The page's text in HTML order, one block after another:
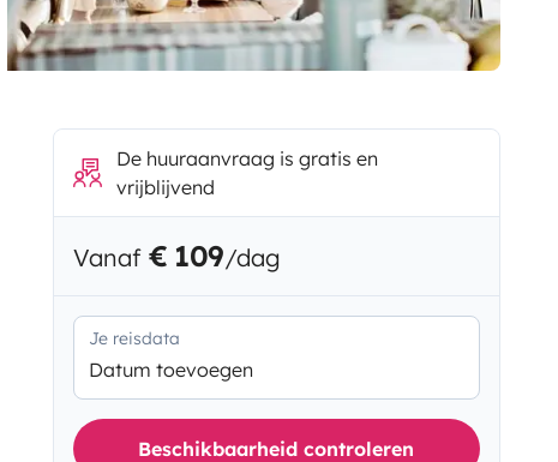
De huuraanvraag is gratis en
vrijblijvend
Vanaf € 109/dag
Je reisdata
Datum toevoegen
Beschikbaarheid controleren